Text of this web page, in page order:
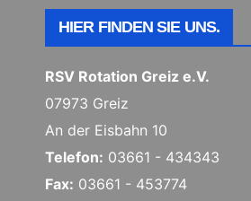
HIER FINDEN SIE UNS.
RSV Rotation Greiz e.V.
07973 Greiz
An der Eisbahn 10
Telefon: 03661 - 434343
Fax: 03661 - 453774